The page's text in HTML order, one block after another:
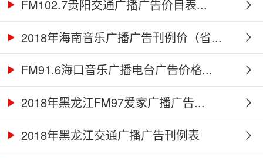
FM102.7贵阳交通广播广告价目表...
2018年海南音乐广播广告刊例价（省...
FM91.6海口音乐广播电台广告价格...
2018年黑龙江FM97爱家广播广告...
2018年黑龙江交通广播广告刊例表